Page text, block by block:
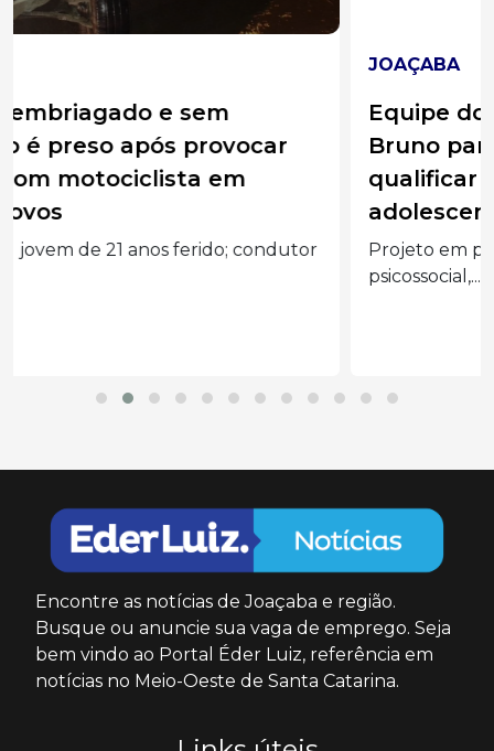
Equipe do Abrigo Municipal Frei
Bruno participa de capacitação para
qualificar atendimento a crianças e
adolescentes
Projeto em parceria com o SESI oferece suporte
Encontre as notícias de Joaçaba e região.
Busque ou anuncie sua vaga de emprego. Seja
bem vindo ao Portal Éder Luiz, referência em
notícias no Meio-Oeste de Santa Catarina.